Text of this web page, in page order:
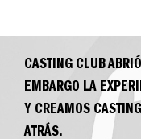
CASTING CLUB
EMBARGO LA
Y CREAMOS
ATRÁS.